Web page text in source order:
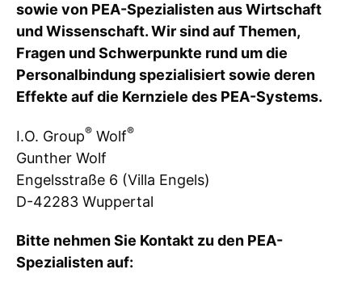
sowie von PEA-Spezialisten aus Wirtschaft
und Wissenschaft. Wir sind auf Themen,
Fragen und Schwerpunkte rund um die
Personalbindung spezialisiert sowie deren
Effekte auf die Kernziele des PEA-Systems.
I.O. Group® Wolf®
Gunther Wolf
Engelsstraße 6 (Villa Engels)
D-42283 Wuppertal
Bitte nehmen Sie Kontakt zu den PEA-
Spezialisten auf: